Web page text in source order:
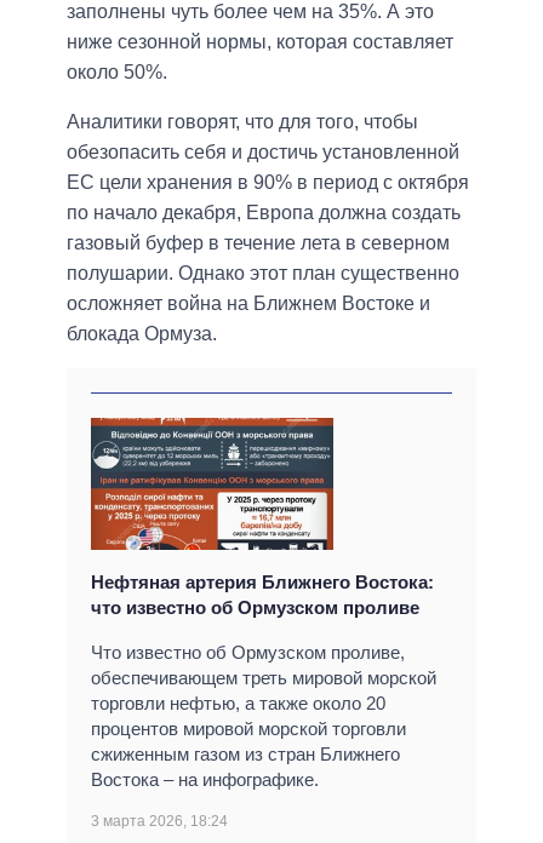
заполнены чуть более чем на 35%. А это
ниже сезонной нормы, которая составляет
около 50%.
Аналитики говорят, что для того, чтобы
обезопасить себя и достичь установленной
ЕС цели хранения в 90% в период с октября
по начало декабря, Европа должна создать
газовый буфер в течение лета в северном
полушарии. Однако этот план существенно
осложняет война на Ближнем Востоке и
блокада Ормуза.
Нефтяная артерия Ближнего Востока:
что известно об Ормузском проливе
Что известно об Ормузском проливе,
обеспечивающем треть мировой морской
торговли нефтью, а также около 20
процентов мировой морской торговли
сжиженным газом из стран Ближнего
Востока – на инфографике.
3 марта 2026, 18:24